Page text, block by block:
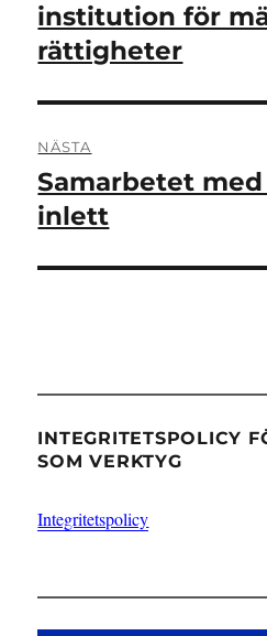
institution för
rättigheter
NÄSTA
Nästa
inlägg:
Samarbetet
inlett
INTEGRITETSPOLICY
SOM VERKTYG
Integritetspolicy